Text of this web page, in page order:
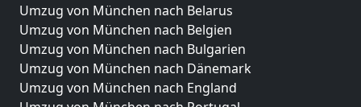
Umzug von München nach Belarus
Umzug von München nach Belgien
Umzug von München nach Bulgarien
Umzug von München nach Dänemark
Umzug von München nach England